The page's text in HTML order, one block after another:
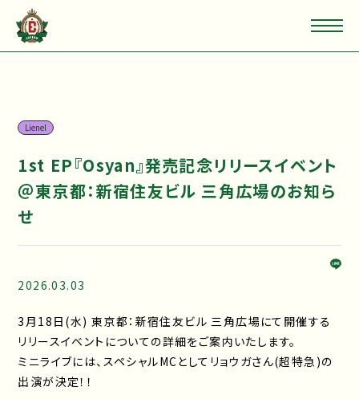
Lienel
1st EP『Osyan』発売記念リリースイベント
＠東京都：新宿住友ビル 三角広場のお知ら
せ
2026.03.03
3月18日(水) 東京都：新宿住友ビル 三角広場にて開催する
リリースイベントについての詳細をご案内いたします。
ミニライブには、スペシャルMCとしてリョウガさん(超特急)の
出演が決定！！